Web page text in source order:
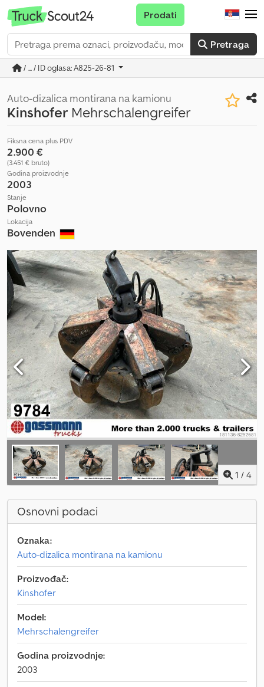
Pretraga
Prodati
/ ... / ID oglasa: A825-26-81
Auto-dizalica montirana na kamionu
Kinshofer Mehrschalengreifer
Fiksna cena plus PDV
2.900 €
(3.451 € bruto)
Godina proizvodnje
2003
Stanje
Polovno
Lokacija
Bovenden
1 / 4
Osnovni podaci
Oznaka:
Auto-dizalica montirana na kamionu
Proizvođač:
Kinshofer
Model:
Mehrschalengreifer
Godina proizvodnje:
2003